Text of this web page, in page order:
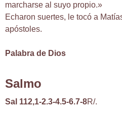
marcharse al suyo propio.»
Echaron suertes, le tocó a
apóstoles.
Palabra de Dios
Salmo
Sal 112,1-2.3-4.5-6.7-8R/.